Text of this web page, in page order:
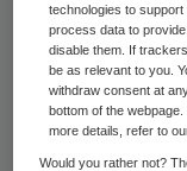
Vrijdag5
Snellere
haalbaar’
technologies to
process data to
disable them. If
be as relevant to you.
withdraw consent at
bottom of the
more details, refer to
Would you rather not?